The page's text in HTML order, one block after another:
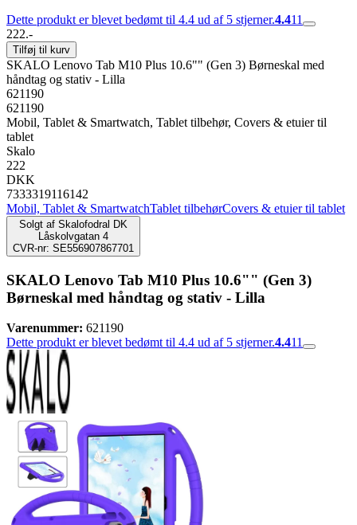
Dette produkt er blevet bedømt til 4.4 ud af 5 stjerner.4.411
222.-
Tilføj til kurv
SKALO Lenovo Tab M10 Plus 10.6"" (Gen 3) Børneskal med
håndtag og stativ - Lilla
621190
621190
Mobil, Tablet & Smartwatch, Tablet tilbehør, Covers & etuier til
tablet
Skalo
222
DKK
7333319116142
Mobil, Tablet & SmartwatchTablet tilbehørCovers & etuier til tablet
Solgt af Skalofodral DK
Låskolvgatan 4
CVR-nr: SE556907867701
SKALO Lenovo Tab M10 Plus 10.6"" (Gen 3)
Børneskal med håndtag og stativ - Lilla
Varenummer: 621190
Dette produkt er blevet bedømt til 4.4 ud af 5 stjerner.4.411